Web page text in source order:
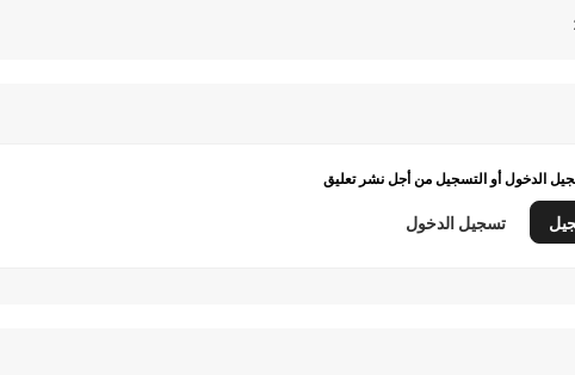
الدخول أو التسجيل من أجل نشر تعليق
تسجيل الدخول